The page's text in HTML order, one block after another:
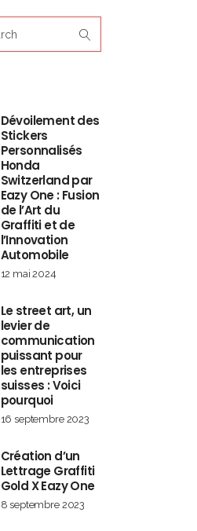
Dévoilement des
Stickers
Personnalisés
Honda
Switzerland par
Eazy One : Fusion
de l’Art du
Graffiti et de
l’Innovation
Automobile
12 mai 2024
Le street art, un
levier de
communication
puissant pour
les entreprises
suisses : Voici
pourquoi
16 septembre 2023
Création d’un
Lettrage Graffiti
Gold X Eazy One
8 septembre 2023